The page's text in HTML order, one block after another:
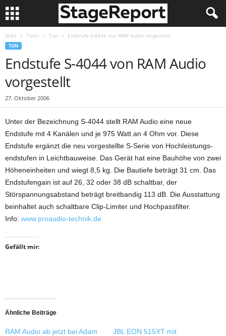
Start Tools Ton Endstufe S-4044 von RAM Audio vorgestellt
TON
Endstufe S-4044 von RAM Audio
vorgestellt
27. Oktober 2006
Unter der Bezeichnung S-4044 stellt RAM Audio eine neue
Endstufe mit 4 Kanälen und je 975 Watt an 4 Ohm vor. Diese
Endstufe ergänzt die neu vorgestellte S-Serie von Hochleistungs­
endstufen in Leichtbauweise. Das Gerät hat eine Bauhöhe von zwei
Höheneinheiten und wiegt 8,5 kg. Die Bautiefe beträgt 31 cm. Das
Endstufengain ist auf 26, 32 oder 38 dB schaltbar, der
Störspannungsabstand beträgt breitbandig 113 dB. Die Ausstattung
beinhaltet auch schaltbare Clip-Limiter und Hochpassfilter.
Info: www.proaudio-technik.de
Gefällt mir:
Ähnliche Beiträge
RAM Audio ab jetzt bei Adam
JBL EON 515XT mit